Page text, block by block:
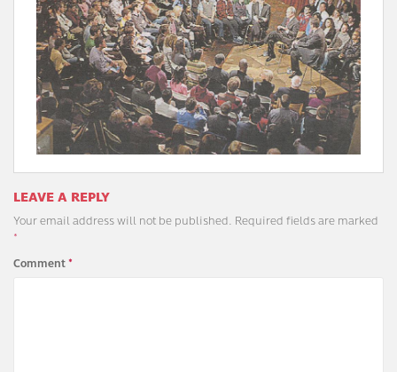
LEAVE A REPLY
Your email address will not be published. Required fields are marked
*
Comment*